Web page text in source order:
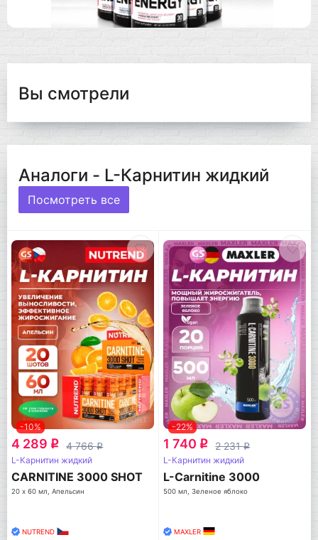
Вы смотрели
Аналоги - L-Карнитин жидкий
Посмотреть все
-10%
4 289 q 4 766q
L-Карнитин жидкий
CARNITINE 3000 SHOT
20 х 60 мл, Апельсин
NUTREND
-22%
1 740 q 2 231q
L-Карнитин жидкий
L-Carnitine 3000
500 мл, Зеленое яблоко
MAXLER